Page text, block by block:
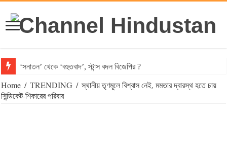
‘সনাতন’ থেকে ‘বহুতবাদ’, স্টান্স বদল বিজেপির ?
Home / TRENDING / স্থানীয় তৃণমূলে বিশ্বাস নেই, মমতার দ্বারস্থ হতে চায়
সিন্ডিকেট-শিকারের পরিবার